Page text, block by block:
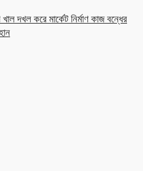
দখল করে মার্কেট নির্মাণ কাজ বন্ধের